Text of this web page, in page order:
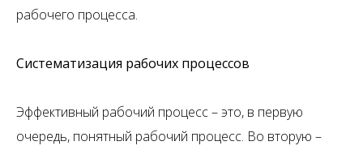
рабочего процесса.
Систематизация рабочих процессов
Эффективный рабочий процесс – это, в первую
очередь, понятный рабочий процесс. Во вторую –